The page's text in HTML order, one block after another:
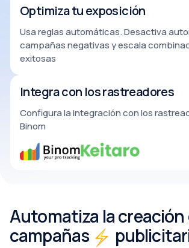
Optimiza tu exposición
Usa reglas automáticas. Desactiva
campañas negativas y escala
exitosas
Integra con los rastreadores
Configura la integración con los
Binom
Automatiza la creación
campañas